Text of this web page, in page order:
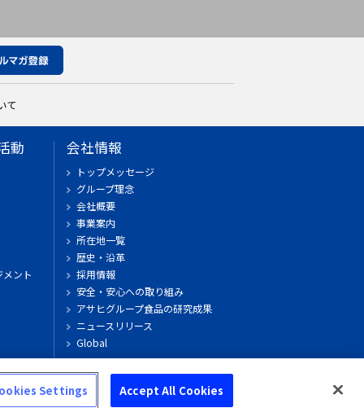
て
動
ント
会社情報
トップメッセージ
グループ理念
会社概要
事業案内
所在地一覧
歴史・沿革
採用情報
安全・安心への取り組み
アサヒグループ食品の研究成果
ニュースリリース
Global
Settings Accept All Cookies